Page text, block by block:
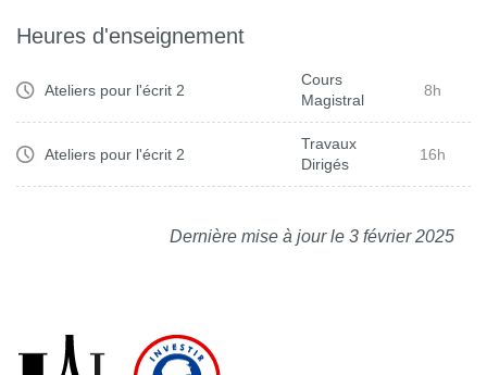
Heures d'enseignement
Ateliers pour l'écrit 2
Cours
Magistral
8h
Ateliers pour l'écrit 2
Travaux
Dirigés
16h
Dernière mise à jour le 3 février 2025